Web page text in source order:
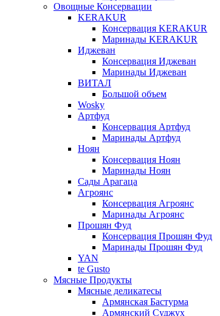
Овощные Консервации
KERAKUR
Консервация KERAKUR
Маринады KERAKUR
Иджеван
Консервация Иджеван
Маринады Иджеван
ВИТАЛ
Большой объем
Wosky
Артфуд
Консервация Артфуд
Маринады Артфуд
Ноян
Консервация Ноян
Маринады Ноян
Сады Арагаца
Агроянс
Консервация Агроянс
Маринады Агроянс
Прошян Фуд
Консервация Прошян Фуд
Маринады Прошян Фуд
YAN
te Gusto
Мясные Продукты
Мясные деликатесы
Армянская Бастурма
Армянский Суджух